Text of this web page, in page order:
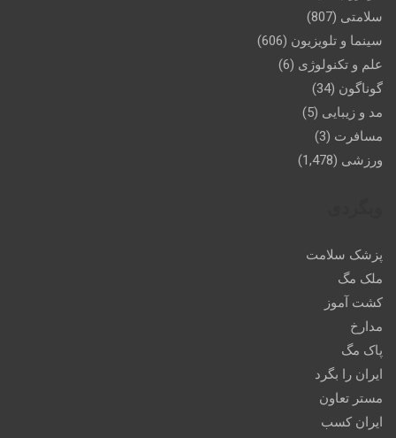
سلامتی (807)
سینما و تلویزیون (606)
علم و تکنولوژی (6)
گوناگون (34)
مد و زیبایی (5)
مسافرت (3)
ورزشی (1,478)
پزشک سلامت
ملک مگ
کشت آموز
مدارخ
پاک مگ
ایران را بگرد
مستر تعاون
ایران کسب